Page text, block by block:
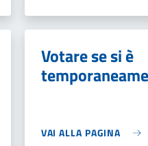
Votare se si è
VAI ALLA PAGINA